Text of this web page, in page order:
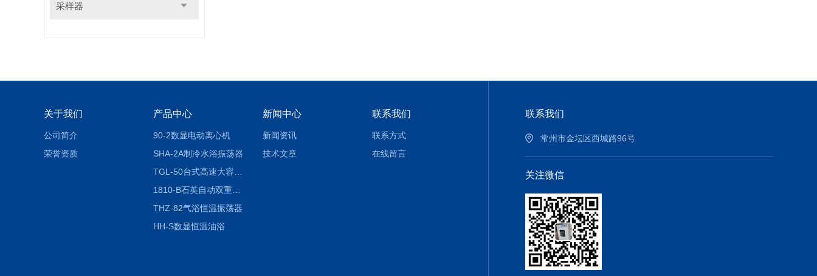
采样器
关于我们
公司简介
荣誉资质
产品中心
90-2数显电动离心机
SHA-2A制冷水浴振荡器
1810-B石英自动双重纯水蒸馏水器
THZ-82气浴恒温振荡器
HH-S数显恒温油浴
新闻中心
新闻资讯
技术文章
联系我们
联系方式
在线留言
联系我们
常州市金坛区西城路96号
关注微信